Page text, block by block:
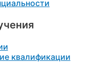
квалификации